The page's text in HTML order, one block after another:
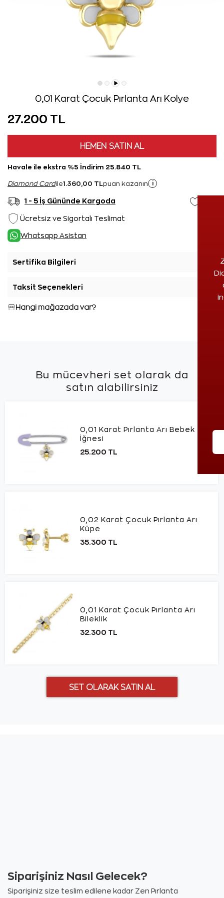
0,01 Karat Çocuk Pırlanta Arı Kolye
27.200 TL
HEMEN SATIN AL
Havale ile ekstra %5 İndirim 25.840 TL
Diamond Cardile1.360,00 TL puan kazanın i
1 - 5 İş Gününde Kargoda
Ücretsiz ve Sigortalı Teslimat
Whatsapp Asistan
Sertifika Bilgileri
Taksit Seçenekleri
Hangi mağazada var?
Bu mücevheri set olarak da
satın alabilirsiniz
0,01 Karat Pırlanta Arı Bebek
İğnesi
25.200 TL
0,02 Karat Çocuk Pırlanta Arı
Küpe
35.300 TL
0,01 Karat Çocuk Pırlanta Arı
Bileklik
32.300 TL
Siparişiniz Nasıl Gelecek?
Siparişiniz size teslim edilene kadar Zen Pırlanta